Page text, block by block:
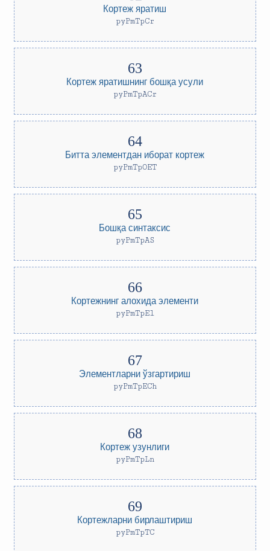
Кортеж яратиш
pyPmTpCr
Кортеж яратишнинг бошқа усули
pyPmTpACr
Битта элементдан иборат кортеж
pyPmTpOET
Бошқа синтаксис
pyPmTpAS
Кортежнинг алохида элементи
pyPmTpEl
Элементларни ўзгартириш
pyPmTpECh
Кортеж узунлиги
pyPmTpLn
Кортежларни бирлаштириш
pyPmTpTC